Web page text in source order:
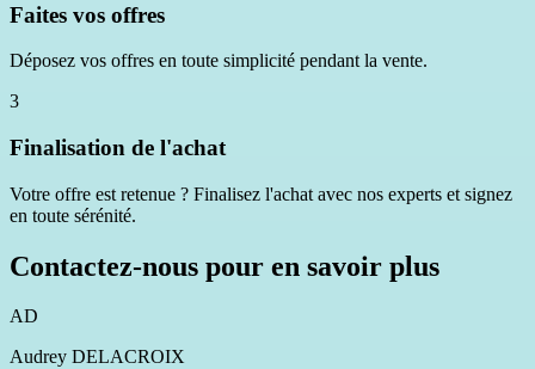
Faites vos offres
Déposez vos offres en toute simplicité pendant la vente.
3
Finalisation de l'achat
Votre offre est retenue ? Finalisez l'achat avec nos experts et signez
en toute sérénité.
Contactez-nous pour en savoir plus
AD
Audrey DELACROIX